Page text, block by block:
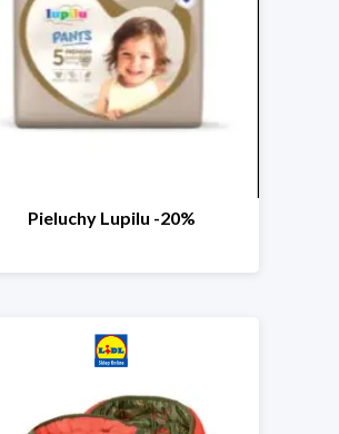
Pieluchy Lupilu -20%